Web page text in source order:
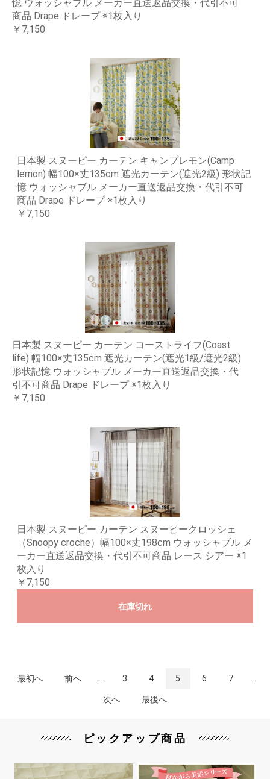
憶 ウォッシャブル メーカー直送返品交換・代引不可
商品 Drape ドレープ ※1枚入り
￥7,150
日本製 スヌーピー カーテン キャンプレモン(Camp
lemon) 幅100×丈135cm 遮光カーテン(遮光2級) 形状記
憶 ウォッシャブル メーカー直送返品交換・代引不可
商品 Drape ドレープ ※1枚入り
￥7,150
日本製 スヌーピー カーテン コーストライフ(Coast
life) 幅100×丈135cm 遮光カーテン(遮光1級/遮光2級)
形状記憶 ウォッシャブル メーカー直送返品交換・代
引不可商品 Drape ドレープ ※1枚入り
￥7,150
日本製 スヌーピー カーテン スヌーピークロッシェ
（Snoopy croche）幅100×丈198cm ウォッシャブル メ
ーカー直送返品交換・代引不可商品 レース シアー ※1
枚入り
￥7,150
在庫切れ
最初へ 前へ ... 3 4 5 6 7 ...
次へ 最後へ
ピックアップ商品